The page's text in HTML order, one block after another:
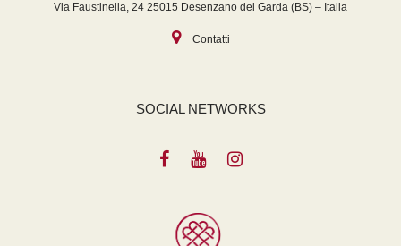
Via Faustinella, 24 25015 Desenzano del Garda (BS) – Italia
Contatti
SOCIAL NETWORKS